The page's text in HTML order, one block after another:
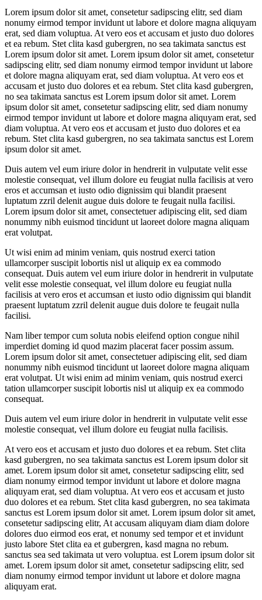
Lorem ipsum dolor sit amet, consetetur sadipscing elitr, sed diam
nonumy eirmod tempor invidunt ut labore et dolore magna aliquyam
erat, sed diam voluptua. At vero eos et accusam et justo duo dolores
et ea rebum. Stet clita kasd gubergren, no sea takimata sanctus est
Lorem ipsum dolor sit amet. Lorem ipsum dolor sit amet, consetetur
sadipscing elitr, sed diam nonumy eirmod tempor invidunt ut labore
et dolore magna aliquyam erat, sed diam voluptua. At vero eos et
accusam et justo duo dolores et ea rebum. Stet clita kasd gubergren,
no sea takimata sanctus est Lorem ipsum dolor sit amet. Lorem
ipsum dolor sit amet, consetetur sadipscing elitr, sed diam nonumy
eirmod tempor invidunt ut labore et dolore magna aliquyam erat, sed
diam voluptua. At vero eos et accusam et justo duo dolores et ea
rebum. Stet clita kasd gubergren, no sea takimata sanctus est Lorem
ipsum dolor sit amet.
Duis autem vel eum iriure dolor in hendrerit in vulputate velit esse
molestie consequat, vel illum dolore eu feugiat nulla facilisis at vero
eros et accumsan et iusto odio dignissim qui blandit praesent
luptatum zzril delenit augue duis dolore te feugait nulla facilisi.
Lorem ipsum dolor sit amet, consectetuer adipiscing elit, sed diam
nonummy nibh euismod tincidunt ut laoreet dolore magna aliquam
erat volutpat.
Ut wisi enim ad minim veniam, quis nostrud exerci tation
ullamcorper suscipit lobortis nisl ut aliquip ex ea commodo
consequat. Duis autem vel eum iriure dolor in hendrerit in vulputate
velit esse molestie consequat, vel illum dolore eu feugiat nulla
facilisis at vero eros et accumsan et iusto odio dignissim qui blandit
praesent luptatum zzril delenit augue duis dolore te feugait nulla
facilisi.
Nam liber tempor cum soluta nobis eleifend option congue nihil
imperdiet doming id quod mazim placerat facer possim assum.
Lorem ipsum dolor sit amet, consectetuer adipiscing elit, sed diam
nonummy nibh euismod tincidunt ut laoreet dolore magna aliquam
erat volutpat. Ut wisi enim ad minim veniam, quis nostrud exerci
tation ullamcorper suscipit lobortis nisl ut aliquip ex ea commodo
consequat.
Duis autem vel eum iriure dolor in hendrerit in vulputate velit esse
molestie consequat, vel illum dolore eu feugiat nulla facilisis.
At vero eos et accusam et justo duo dolores et ea rebum. Stet clita
kasd gubergren, no sea takimata sanctus est Lorem ipsum dolor sit
amet. Lorem ipsum dolor sit amet, consetetur sadipscing elitr, sed
diam nonumy eirmod tempor invidunt ut labore et dolore magna
aliquyam erat, sed diam voluptua. At vero eos et accusam et justo
duo dolores et ea rebum. Stet clita kasd gubergren, no sea takimata
sanctus est Lorem ipsum dolor sit amet. Lorem ipsum dolor sit amet,
consetetur sadipscing elitr, At accusam aliquyam diam diam dolore
dolores duo eirmod eos erat, et nonumy sed tempor et et invidunt
justo labore Stet clita ea et gubergren, kasd magna no rebum.
sanctus sea sed takimata ut vero voluptua. est Lorem ipsum dolor sit
amet. Lorem ipsum dolor sit amet, consetetur sadipscing elitr, sed
diam nonumy eirmod tempor invidunt ut labore et dolore magna
aliquyam erat.